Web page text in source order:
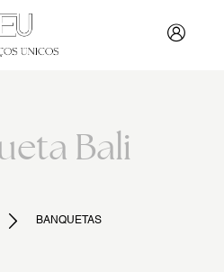
Bali
BANQUETAS